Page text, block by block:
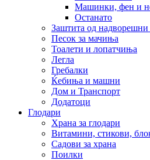
Машинки, фен и
Останато
Заштита од надворешни
Песок за мачиња
Тоалети и лопатчиња
Легла
Гребалки
Ќебиња и машни
Дом и Транспорт
Додатоци
Глодари
Храна за глодари
Витамини, стикови,
Садови за храна
Поилки